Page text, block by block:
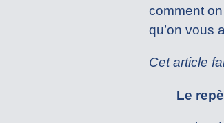
comment
qu’on vous
Cet article
Le